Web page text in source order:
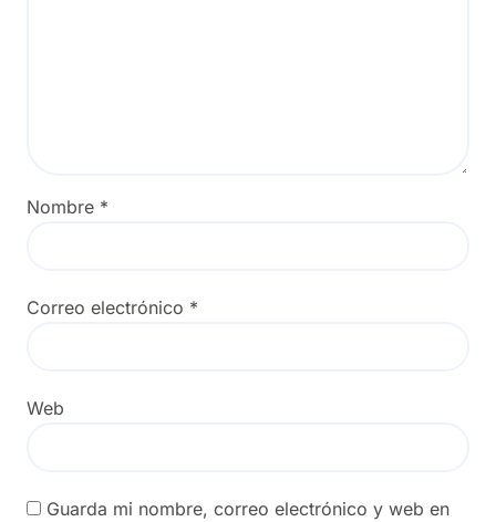
Nombre *
Correo electrónico *
Web
Guarda mi nombre, correo electrónico y web en